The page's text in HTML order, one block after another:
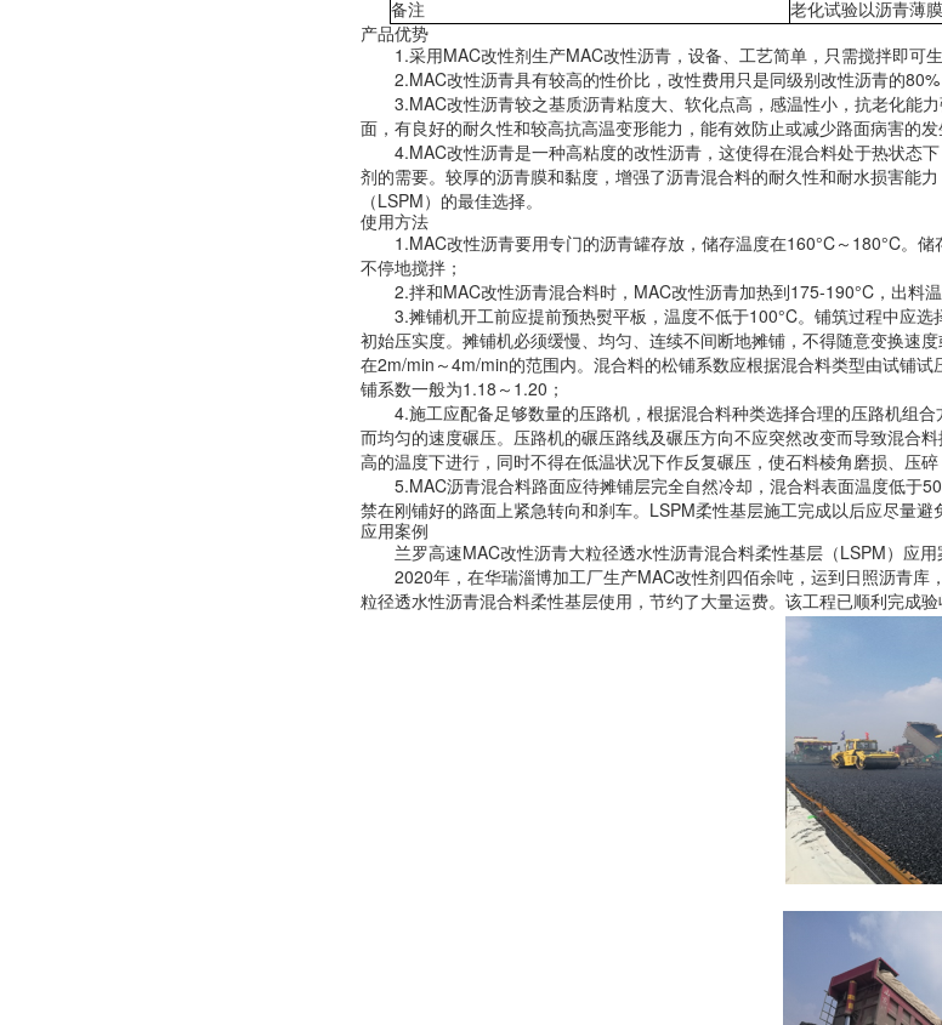
备注
老化试验以沥青薄
产品优势
1.采用MAC改性剂生产MAC改性沥青，设备、工艺简单，只需搅拌即可
2.MAC改性沥青具有较高的性价比，改性费用只是同级别改性沥青的80%
3.MAC改性沥青较之基质沥青粘度大、软化点高，感温性小，抗老化能
面，有良好的耐久性和较高抗高温变形能力，能有效防止或减少路面病害的
4.MAC改性沥青是一种高粘度的改性沥青，这使得在混合料处于热状态
剂的需要。较厚的沥青膜和黏度，增强了沥青混合料的耐久性和耐水损害能
（LSPM）的最佳选择。
使用方法
1.MAC改性沥青要用专门的沥青罐存放，储存温度在160°C～ 180°C。储
不停地搅拌；
2.拌和MAC改性沥青混合料时， MAC改性沥青加热到175-190°C ，出料
3.摊铺机开工前应提前预热熨平板，温度不低于100°C。铺筑过程中应选
初始压实度。摊铺机必须缓慢、均匀、连续不间断地摊铺，不得随意变换速度
在2m/min ～4m/min的范围内。混合料的松铺系数应根据混合料类型由试铺
铺系数一般为1.18 ～ 1.20 ；
4.施工应配备足够数量的压路机，根据混合料种类选择合理的压路机组
而均匀的速度碾压。压路机的碾压路线及碾压方向不应突然改变而导致混合
高的温度下进行，同时不得在低温状况下作反复碾压，使石料棱角磨损、压碎
5.MAC沥青混合料路面应待摊铺层完全自然冷却，混合料表面温度低于
禁在刚铺好的路面上紧急转向和刹车。 LSPM柔性基层施工完成以后应尽量避
应用案例
兰罗高速MAC改性沥青大粒径透水性沥青混合料柔性基层（LSPM）应用
2020年，在华瑞淄博加工厂生产MAC改性剂四佰余吨，运到日照沥青库
粒径透水性沥青混合料柔性基层使用，节约了大量运费。该工程已顺利完成